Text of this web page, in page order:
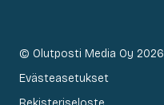
© Olutposti Media Oy 2026
Evästeasetukset